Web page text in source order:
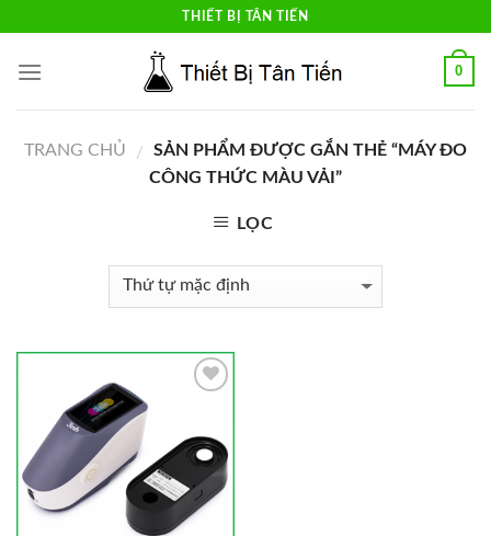
content
THIẾT BỊ TÂN TIẾN
0
TRANG CHỦ /
SẢN PHẨM ĐƯỢC GẮN THẺ “MÁY ĐO
CÔNG THỨC MÀU VẢI”
LỌC